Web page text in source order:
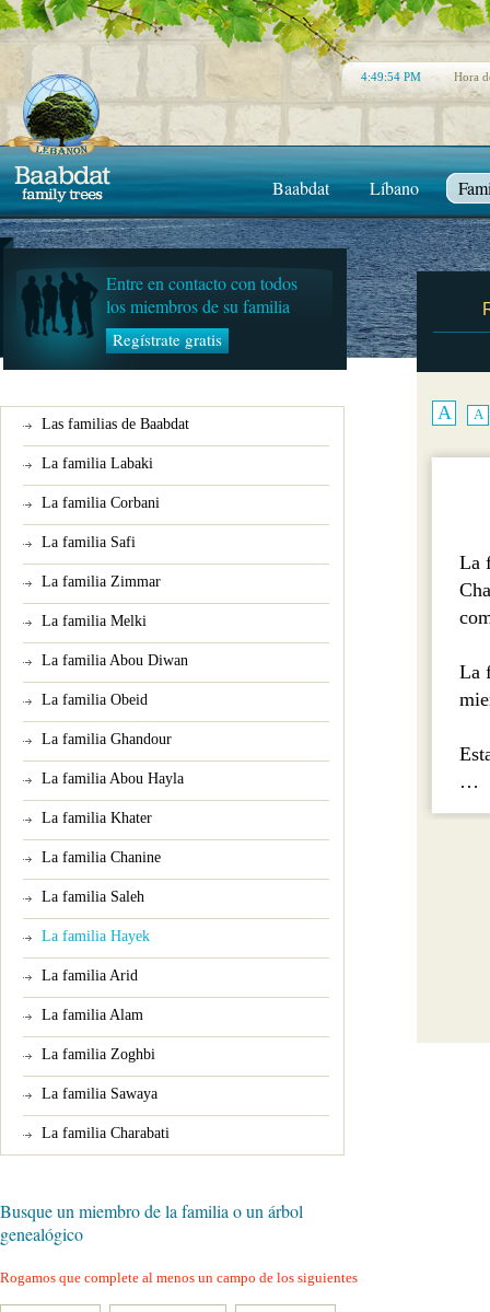
Líbano
Baabdat
4:49:54 PM Hora
Entre en contacto con todos
los miembros de su familia
Regístrate gratis
Las familias de Baabdat
La familia Labaki
La familia Corbani
La familia Safi
La familia Zimmar
La familia Melki
La familia Abou Diwan
La familia Obeid
La familia Ghandour
La familia Abou Hayla
La familia Khater
La familia Chanine
La familia Saleh
La familia Hayek
La familia Arid
La familia Alam
La familia Zoghbi
La familia Sawaya
La familia Charabati
Busque un miembro de la familia o un árbol
genealógico
Rogamos que complete al menos un campo de los siguientes
A A
La
La
…